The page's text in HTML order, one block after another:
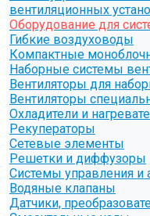
вентиляционных
Оборудование для
Гибкие воздуховоды
Компактные
Наборные системы
Вентиляторы для
Вентиляторы
Охладители и
Рекуператоры
Сетевые элементы
Решетки и диффузоры
Системы управления и
Водяные клапаны
Датчики,